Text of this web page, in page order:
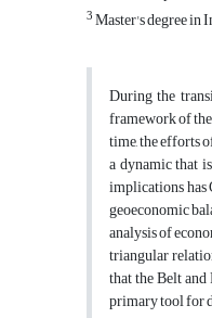
3Master's degree in
During the
framework of
time, the efforts
a dynamic that
implications has
geoeconomic
analysis of
triangular
that the Belt
primary tool for